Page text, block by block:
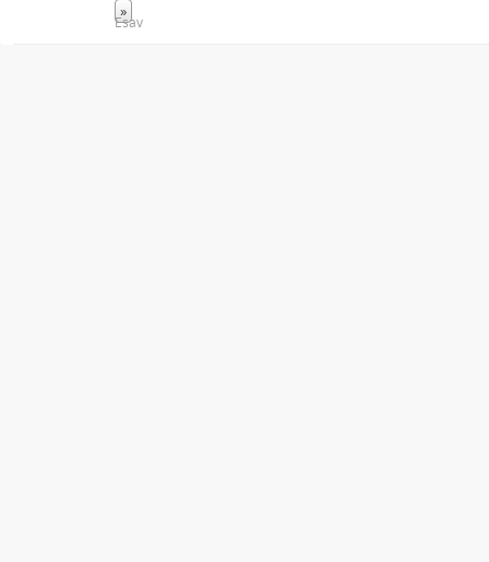
»
Esav